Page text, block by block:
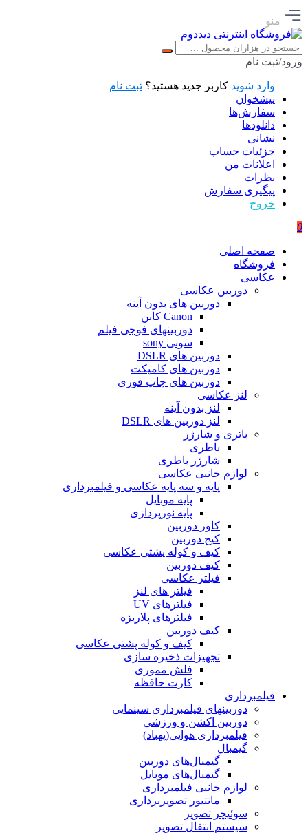
منو
ورود/ثبت نام
وارد شوید کاربر جدید هستید؟ ثبت نام
پیشخوان
سفارش‌ها
دانلودها
نشانی
جزئیات حساب
اعلانات من
نظرات
پیگیری سفارش
خروج
0
صفحه اصلی
فروشگاه
عکاسی
دوربین عکاسی
دوربین های بدون آینه
Canon کانن
دوربینهای فوجی فیلم
سونی sony
دوربین های DSLR
دوربین های کامپکت
دوربین های چاپ فوری
لنز عکاسی
لنز بدون آینه
لنز دوربین های DSLR
باتری و شارژر
باطری
شارژر باطری
لوازم جانبی عکاسی
پایه و سه پایه عکاسی و فیلمبرداری
پایه موبایل
پایه نورپردازی
کاور دوربین
کیج دوربین
کیف و کوله پشتی عکاسی
کیف دوربین
فیلتر عکاسی
فیلتر های لنز
فیلترهای UV
فیلترهای پلاریزه
کیف دوربین
کیف و کوله پشتی عکاسی
تجهیزات ذخیره سازی
فلش مموری
کارت حافظه
فیلمبرداری
دوربینهای فیلمبرداری سینمایی
دوربین اکشن و ورزشی
فیلمبرداری هوایی(پهباد)
گیمبال
گیمبال‌های دوربین
گیمبال‌های موبایل
لوازم جانبی فیلمبرداری
مانتیور تصویربرداری
سوئیچر تصویر
سیستم انتقال تصویر